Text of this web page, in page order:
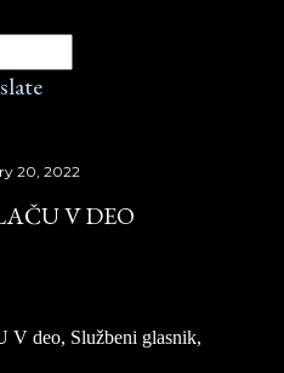
20, 2022
V DEO
deo, Službeni glasnik,